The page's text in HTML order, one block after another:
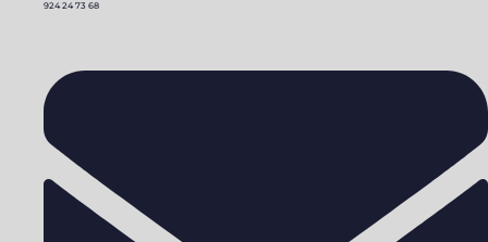
924 24 73 68